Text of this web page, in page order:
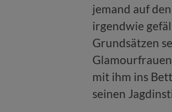
jemand auf
irgendwie
Grundsätzen
mit ihm ins
seinen